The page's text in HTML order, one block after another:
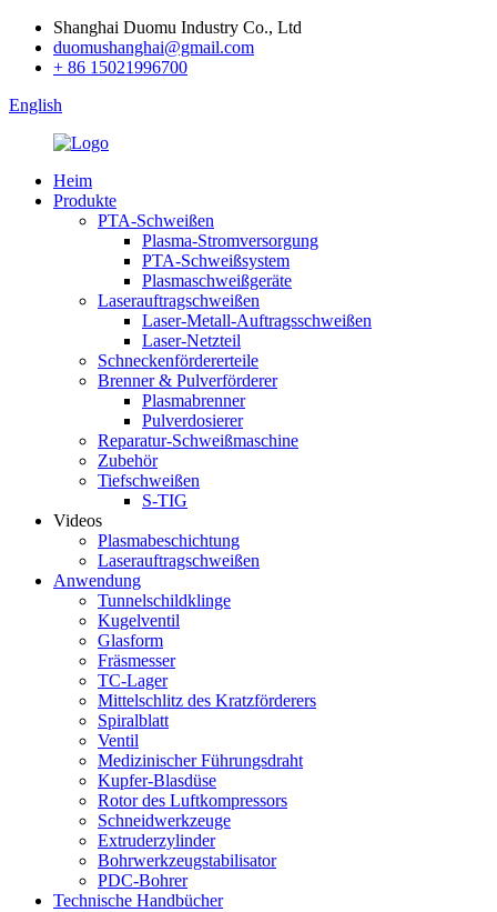
Shanghai Duomu Industry Co., Ltd
duomushanghai@gmail.com
+ 86 15021996700
English
Heim
Produkte
PTA-Schweißen
Plasma-Stromversorgung
PTA-Schweißsystem
Plasmaschweißgeräte
Laserauftragschweißen
Laser-Metall-Auftragsschweißen
Laser-Netzteil
Schneckenfördererteile
Brenner & Pulverförderer
Plasmabrenner
Pulverdosierer
Reparatur-Schweißmaschine
Zubehör
Tiefschweißen
S-TIG
Videos
Plasmabeschichtung
Laserauftragschweißen
Anwendung
Tunnelschildklinge
Kugelventil
Glasform
Fräsmesser
TC-Lager
Mittelschlitz des Kratzförderers
Spiralblatt
Ventil
Medizinischer Führungsdraht
Kupfer-Blasdüse
Rotor des Luftkompressors
Schneidwerkzeuge
Extruderzylinder
Bohrwerkzeugstabilisator
PDC-Bohrer
Technische Handbücher